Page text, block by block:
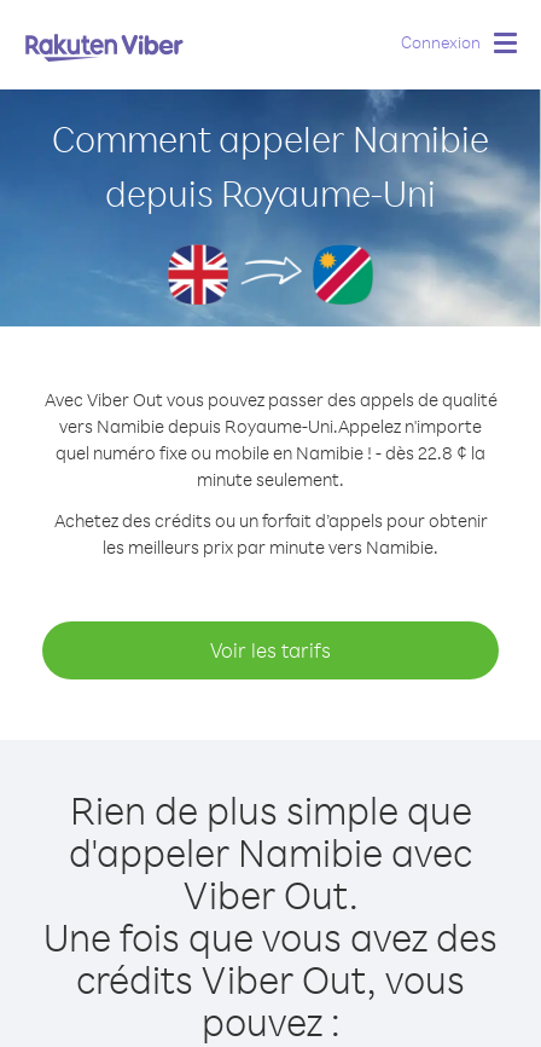
Connexion
Comment appeler Namibie
depuis Royaume-Uni
Avec Viber Out vous pouvez passer des appels de qualité
vers Namibie depuis Royaume-Uni.Appelez n'importe
quel numéro fixe ou mobile en Namibie ! - dès 22.8 ¢ la
minute seulement.
Achetez des crédits ou un forfait d’appels pour obtenir
les meilleurs prix par minute vers Namibie.
Voir les tarifs
Rien de plus simple que
d'appeler Namibie avec
Viber Out.
Une fois que vous avez des
crédits Viber Out, vous
pouvez :